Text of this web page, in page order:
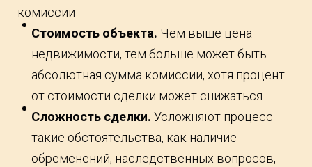
комиссии
Стоимость объекта. Чем выше цена
недвижимости, тем больше может быть
абсолютная сумма комиссии, хотя процент
от стоимости сделки может снижаться.
Сложность сделки. Усложняют процесс
такие обстоятельства, как наличие
обременений, наследственных вопросов,